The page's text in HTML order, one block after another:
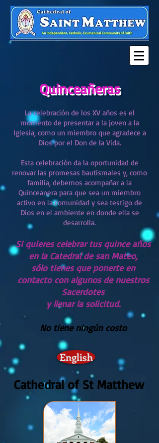
Quinceañeras
La celebración de los XV años es el
momento de presentar a la joven a la
Iglesia, como un miembro que agradece a
Dios por el Don de la Vida.
Esta celebración da la oportunidad de
renovar las promesas bautismales y, como
familia, debemos acompañar a la
Quinceanera para que sea un miembro
activo en la comunidad y sea testigo de
Dios en el ambiente en donde ella se
desarrolla.
Si quieres celebrar tus quince años
en la Catedral de san Mateo,
sólo tienes que ponerte en
contacto con algunos de nuestros
Sacerdotes
y llenar la solicitud.
No tiene ningún costo
English
Cathedral of St Matthew